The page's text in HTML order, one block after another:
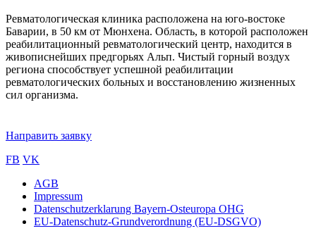
Ревматологическая клиника расположена на юго-востоке
Баварии, в 50 км от Мюнхена. Область, в которой расположен
реабилитационный ревматологический центр, находится в
живописнейших предгорьях Альп. Чистый горный воздух
региона способствует успешной реабилитации
ревматологических больных и восстановлению жизненных
сил организма.
Направить заявку
FB VK
Sub
footer
AGB
Impressum
Datenschutzerklarung Bayern-Osteuropa OHG
EU-Datenschutz-Grundverordnung (EU-DSGVO)